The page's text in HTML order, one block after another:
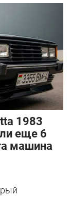
1983
еще 6
машина